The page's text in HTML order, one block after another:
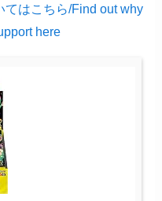
てはこちら/Find out why
here